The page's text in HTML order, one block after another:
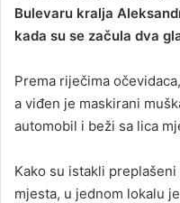
Bulevaru kralja
kada su se začula dva
Prema riječima
a viđen je maskirani
automobil i beži sa lica
Kako su istakli
mjesta, u jednom lokalu